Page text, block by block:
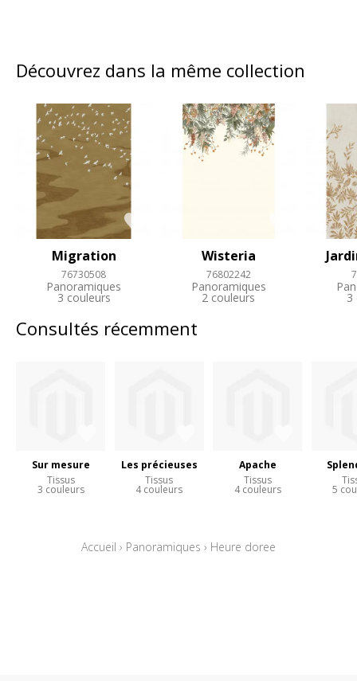
Découvrez dans la même collection
Migration
76730508
Panoramiques
3 couleurs
Wisteria
76802242
Panoramiques
2 couleurs 3
Consultés récemment
Sur mesure
Tissus
3 couleurs
Les précieuses
Tissus
4 couleurs
Apache
Tissus
4 couleurs 5
Accueil › Panoramiques › Heure doree